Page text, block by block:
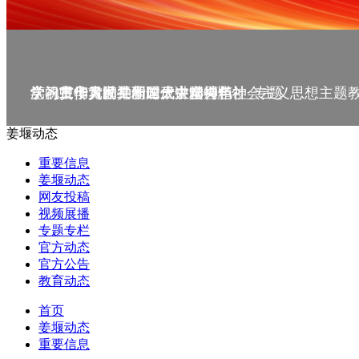
庆祝中华人民共和国成立75周年
学习贯彻党的二十届三中全会精神_专题
党的二十大精神理论大讲堂--理论
学习宣传贯彻党的二十大精神
学习贯彻习近平新时代中国特色社会主义思想主题
姜堰动态
重要信息
姜堰动态
网友投稿
视频展播
专题专栏
官方动态
官方公告
教育动态
首页
姜堰动态
重要信息